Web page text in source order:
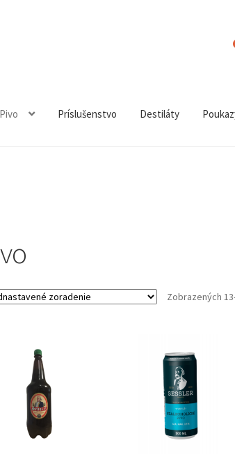
Pivo Príslušenstvo Destiláty
Zobrazených